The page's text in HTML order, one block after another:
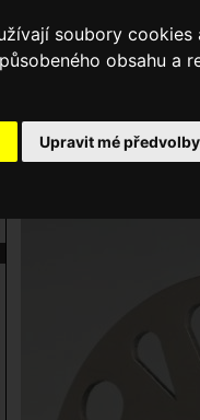
soubory
obsahu a
Upravit mé předvolby
Přihlášení Ke
E-shop JOKR